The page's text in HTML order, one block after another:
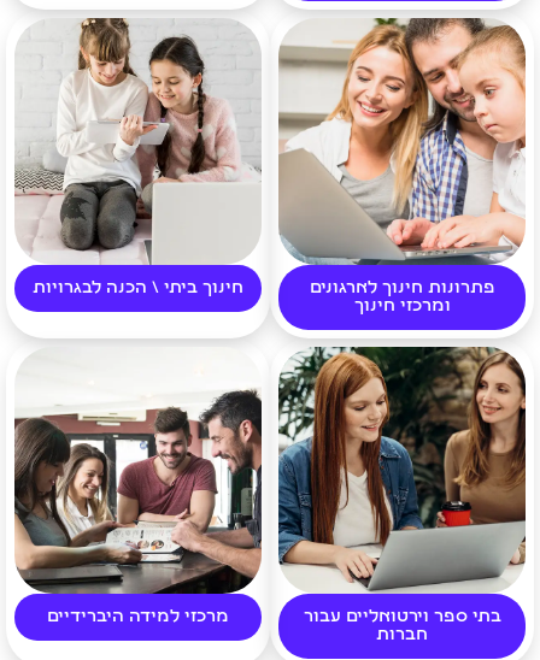
פתרונות חינוך לארגונים
ומרכזי חינוך
חינוך ביתי \ הכנה לבגרויות
בתי ספר וירטואליים עבור
חברות
מרכזי למידה היברידיים